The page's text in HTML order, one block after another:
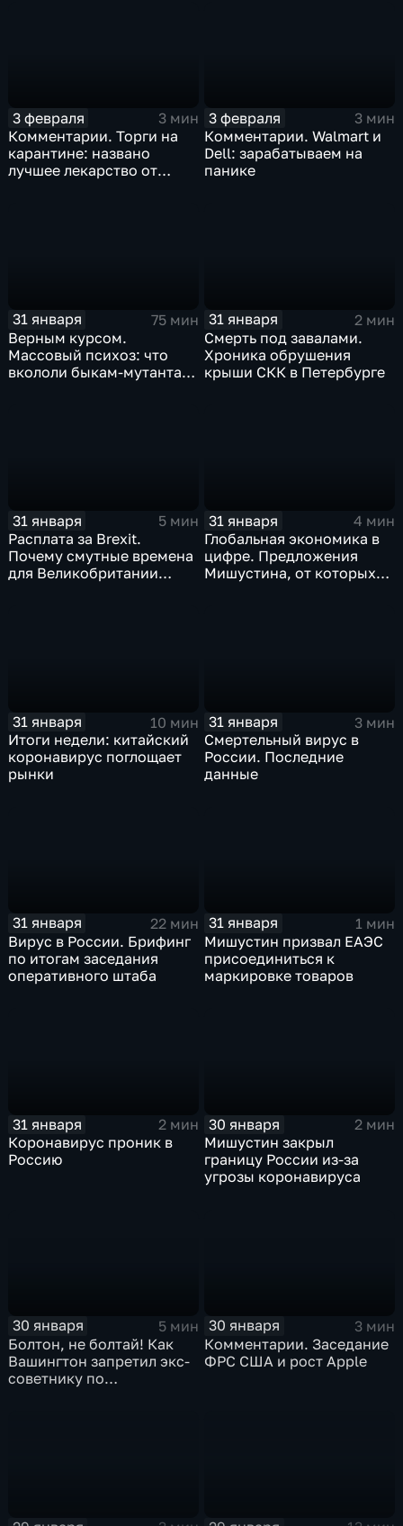
3 февраля
3 мин
Комментарии. Торги на
карантине: названо
лучшее лекарство от
3 февраля
3 мин
Комментарии. Walmart и
Dell: зарабатываем на
панике
31 января
75 мин
Верным курсом.
Массовый психоз: что
вкололи быкам-мутантам,
31 января
2 мин
Смерть под завалами.
Хроника обрушения
крыши СКК в Петербурге
31 января
5 мин
Расплата за Brexit.
Почему смутные времена
для Великобритании
31 января
4 мин
Глобальная экономика в
цифре. Предложения
Мишустина, от которых
31 января
10 мин
Итоги недели: китайский
коронавирус поглощает
рынки
31 января
3 мин
Смертельный вирус в
России. Последние
данные
31 января
22 мин
Вирус в России. Брифинг
по итогам заседания
оперативного штаба
31 января
1 мин
Мишустин призвал ЕАЭС
присоединиться к
маркировке товаров
31 января
2 мин
Коронавирус проник в
Россию
30 января
2 мин
Мишустин закрыл
границу России из-за
угрозы коронавируса
30 января
5 мин
Болтон, не болтай! Как
Вашингтон запретил экс-
советнику по
30 января
3 мин
Комментарии. Заседание
ФРС США и рост Apple